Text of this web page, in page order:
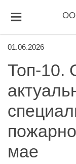
01.06.2026
Топ-10.
мае